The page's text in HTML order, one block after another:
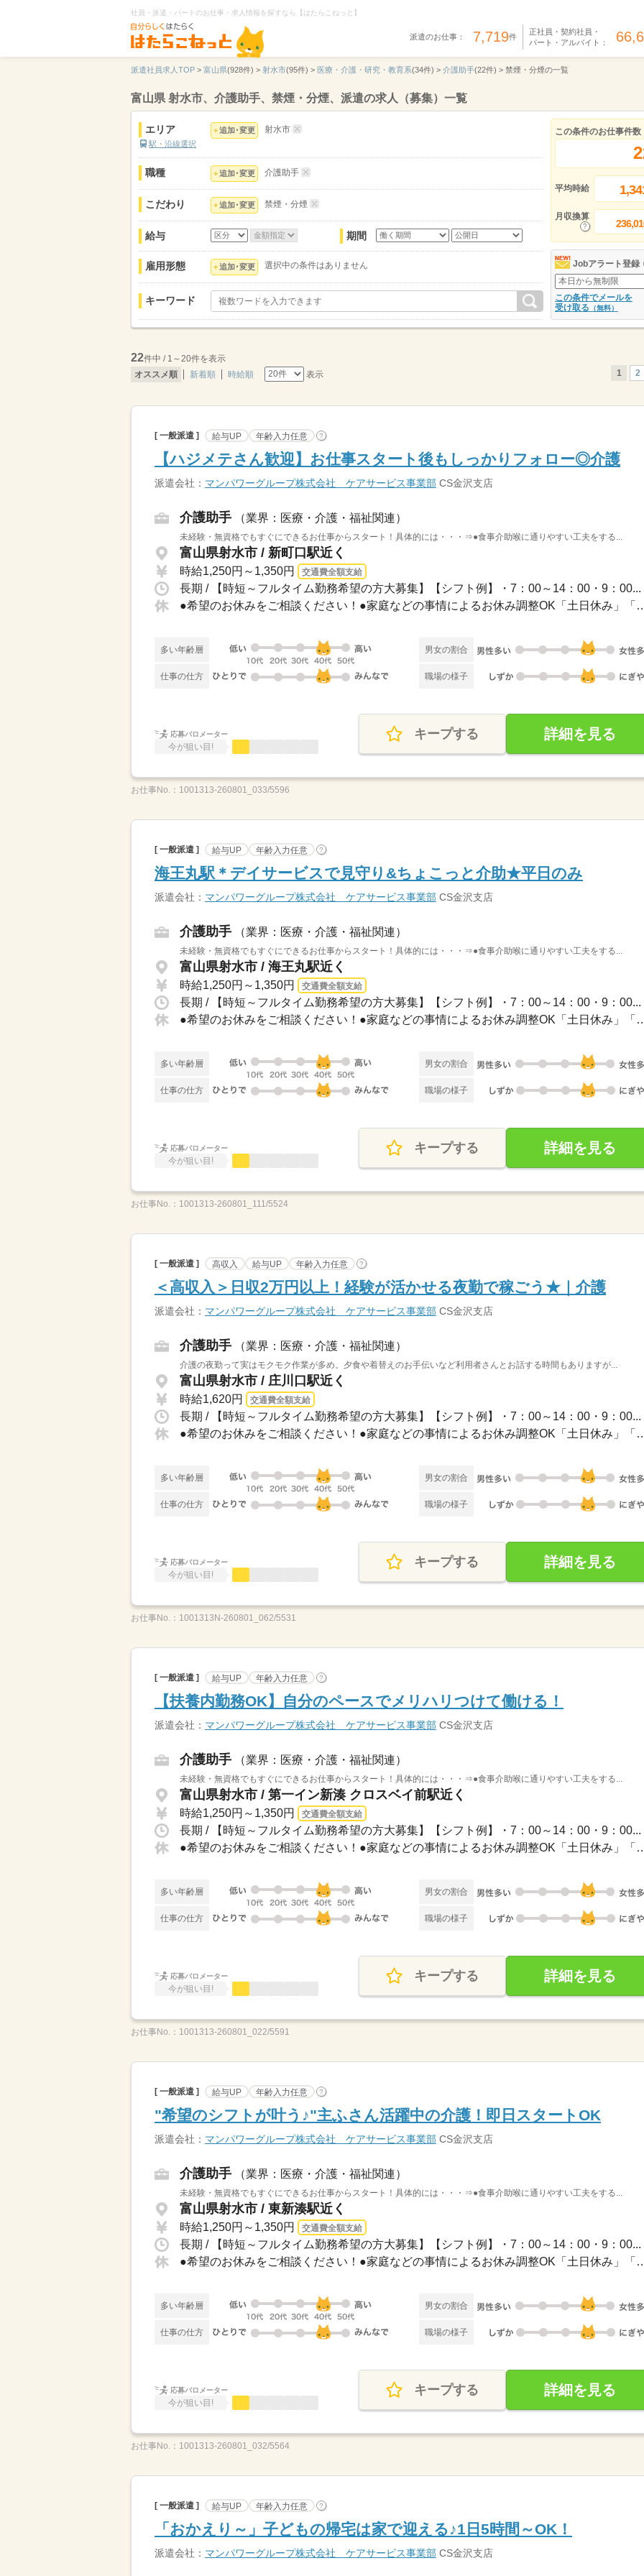
社員・派遣・パートのお仕事・求人情報を探すなら【はたらこねっと】
派遣のお仕事： 7,719件
正社員・契約社員・
パート・アルバイト：
派遣社員求人TOP > 富山県(928件) > 射水市(95件) > 医療・介護・研究・教育系(34件) > 介護助手(22件) > 禁煙・分煙の一覧
富山県 射水市、介護助手、禁煙・分煙、派遣の求人（募集）一覧
エリア
駅・沿線選択
追加･変更 射水市
職種 追加･変更 介護助手
こだわり 追加･変更 禁煙・分煙
給与 期間
雇用形態 追加･変更 選択中の条件はありません
キーワード
この条件のお仕事件数
平均時給
月収換算
Jobアラート登録
この条件でメールを
受け取る （無料）
22件中 / 1～20件を表示
オススメ順
新着順 時給順 表示 1 2
[ 一般派遣 ] 給与UP 年齢入力任意 ?
【ハジメテさん歓迎】お仕事スタート後もしっかりフォロー◎介護
派遣会社： マンパワーグループ株式会社 ケアサービス事業部 CS金沢支店
介護助手 （業界：医療・介護・福祉関連）
未経験・無資格でもすぐにできるお仕事からスタート！具体的には・・・⇒●食事介助喉に通りやすい工夫をする...
富山県射水市 / 新町口駅近く
時給1,250円～1,350円 交通費全額支給
長期 / 【時短～フルタイム勤務希望の方大募集】【シフト例】・7：00～14：00・9：00...
●希望のお休みをご相談ください！●家庭などの事
多い年齢層 男女の割合
仕事の仕方 職場の様子
応募バロメーター
今が狙い目!
キープする 詳細を見る
お仕事No.： 1001313-260801_033/5596
[ 一般派遣 ] 給与UP 年齢入力任意 ?
海王丸駅＊デイサービスで見守り&ちょこっと介助★平日のみ
派遣会社： マンパワーグループ株式会社 ケアサービス事業部 CS金沢支店
介護助手 （業界：医療・介護・福祉関連）
未経験・無資格でもすぐにできるお仕事からスタート！具体的には・・・⇒●食事介助喉に通りやすい工夫をする...
富山県射水市 / 海王丸駅近く
時給1,250円～1,350円 交通費全額支給
長期 / 【時短～フルタイム勤務希望の方大募集】【シフト例】・7：00～14：00・9：00...
●希望のお休みをご相談ください！●家庭などの事
多い年齢層 男女の割合
仕事の仕方 職場の様子
応募バロメーター
今が狙い目!
キープする 詳細を見る
お仕事No.： 1001313-260801_111/5524
[ 一般派遣 ] 高収入 給与UP 年齢入力任意 ?
＜高収入＞日収2万円以上！経験が活かせる夜勤で稼ごう★｜介護
派遣会社： マンパワーグループ株式会社 ケアサービス事業部 CS金沢支店
介護助手 （業界：医療・介護・福祉関連）
介護の夜勤って実はモクモク作業が多め。夕食や着替えのお手伝いなど利用者さんとお話する時間もありますが...
富山県射水市 / 庄川口駅近く
時給1,620円 交通費全額支給
長期 / 【時短～フルタイム勤務希望の方大募集】【シフト例】・7：00～14：00・9：00...
●希望のお休みをご相談ください！●家庭などの事
多い年齢層 男女の割合
仕事の仕方 職場の様子
応募バロメーター
今が狙い目!
キープする 詳細を見る
お仕事No.： 1001313N-260801_062/5531
[ 一般派遣 ] 給与UP 年齢入力任意 ?
【扶養内勤務OK】自分のペースでメリハリつけて働ける！
派遣会社： マンパワーグループ株式会社 ケアサービス事業部 CS金沢支店
介護助手 （業界：医療・介護・福祉関連）
未経験・無資格でもすぐにできるお仕事からスタート！具体的には・・・⇒●食事介助喉に通りやすい工夫をする...
富山県射水市 / 第一イン新湊 クロスベイ前駅近く
時給1,250円～1,350円 交通費全額支給
長期 / 【時短～フルタイム勤務希望の方大募集】【シフト例】・7：00～14：00・9：00...
●希望のお休みをご相談ください！●家庭などの事
多い年齢層 男女の割合
仕事の仕方 職場の様子
応募バロメーター
今が狙い目!
キープする 詳細を見る
お仕事No.： 1001313-260801_022/5591
[ 一般派遣 ] 給与UP 年齢入力任意 ?
"希望のシフトが叶う♪"主ふさん活躍中の介護！即日スタートOK
派遣会社： マンパワーグループ株式会社 ケアサービス事業部 CS金沢支店
介護助手 （業界：医療・介護・福祉関連）
未経験・無資格でもすぐにできるお仕事からスタート！具体的には・・・⇒●食事介助喉に通りやすい工夫をする...
富山県射水市 / 東新湊駅近く
時給1,250円～1,350円 交通費全額支給
長期 / 【時短～フルタイム勤務希望の方大募集】【シフト例】・7：00～14：00・9：00...
●希望のお休みをご相談ください！●家庭などの事
多い年齢層 男女の割合
仕事の仕方 職場の様子
応募バロメーター
今が狙い目!
キープする 詳細を見る
お仕事No.： 1001313-260801_032/5564
[ 一般派遣 ] 給与UP 年齢入力任意 ?
「おかえり～」子どもの帰宅は家で迎える♪1日5時間～OK！
派遣会社： マンパワーグループ株式会社 ケアサービス事業部 CS金沢支店